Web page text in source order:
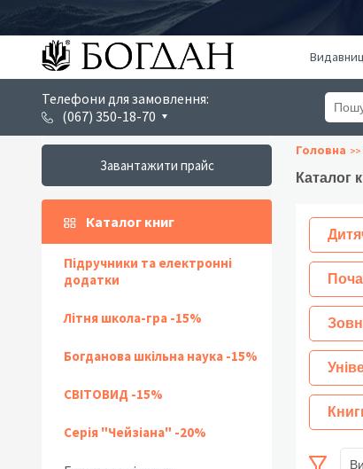
Телефони для замовлення:
(067) 350-18-70
Завантажити прайс
Каталог книг
Підручники та електронні
додатки
Літня школа-гра -15%
Богданова шкільна наука -15%
СВІТОВИД -15%
Серія "Чейзіана" -20%
Головна
Каталог